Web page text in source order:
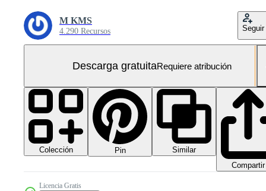
M KMS
4.290 Recursos Seguir
Descarga gratuitaRequiere atribución
Colección Pin
Similar
Compartir
Licencia Gratis